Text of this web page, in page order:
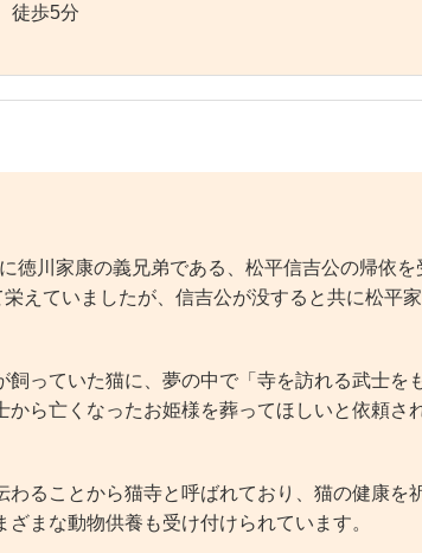
徒歩5分
徳川家康の義兄弟である、松平信吉公の帰依
えていましたが、信吉公が没すると共に松平
っていた猫に、夢の中で「寺を訪れる武士を
から亡くなったお姫様を葬ってほしいと依頼さ
ることから猫寺と呼ばれており、猫の健康を
ざまな動物供養も受け付けられています。